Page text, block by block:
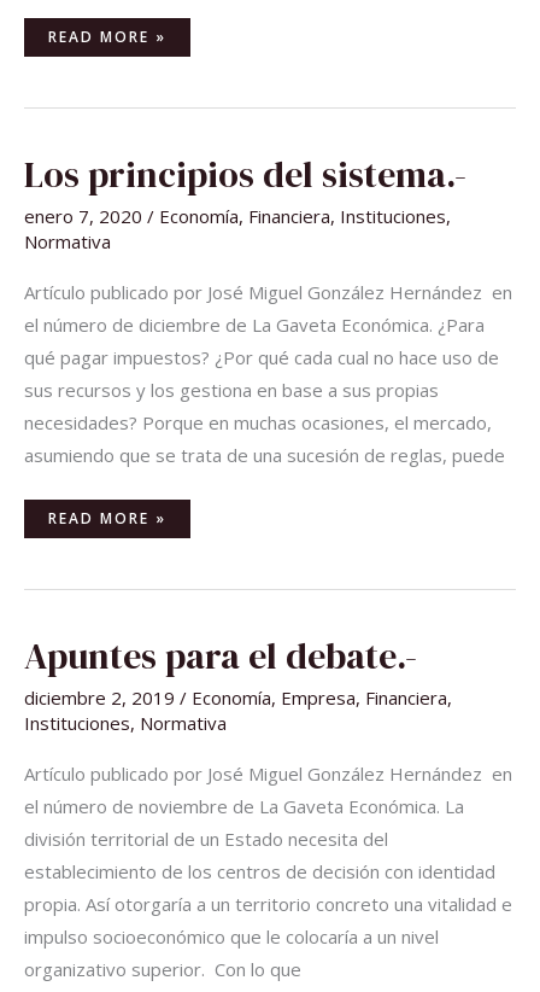
READ MORE »
Los principios del sistema.-
enero 7, 2020 / Economía, Financiera, Instituciones,
Normativa
Artículo publicado por José Miguel González Hernández en
el número de diciembre de La Gaveta Económica. ¿Para
qué pagar impuestos? ¿Por qué cada cual no hace uso de
sus recursos y los gestiona en base a sus propias
necesidades? Porque en muchas ocasiones, el mercado,
asumiendo que se trata de una sucesión de reglas, puede
PRINCIPIOS
DEL
SISTEMA.-
READ MORE »
Apuntes para el debate.-
diciembre 2, 2019 / Economía, Empresa, Financiera,
Instituciones, Normativa
Artículo publicado por José Miguel González Hernández en
el número de noviembre de La Gaveta Económica. La
división territorial de un Estado necesita del
establecimiento de los centros de decisión con identidad
propia. Así otorgaría a un territorio concreto una vitalidad e
impulso socioeconómico que le colocaría a un nivel
organizativo superior. Con lo que
PARA
EL
DEBATE.-